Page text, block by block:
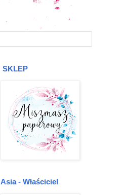
SKLEP
Asia - Właściciel